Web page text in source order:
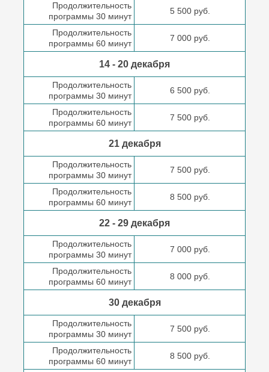
Продолжительность
программы 30 минут
5 500 руб.
Продолжительность
программы 60 минут
7 000 руб.
14 - 20 декабря
Продолжительность
программы 30 минут
6 500 руб.
Продолжительность
программы 60 минут
7 500 руб.
21 декабря
Продолжительность
программы 30 минут
7 500 руб.
Продолжительность
программы 60 минут
8 500 руб.
22 - 29 декабря
Продолжительность
программы 30 минут
7 000 руб.
Продолжительность
программы 60 минут
8 000 руб.
30 декабря
Продолжительность
программы 30 минут
7 500 руб.
Продолжительность
программы 60 минут
8 500 руб.